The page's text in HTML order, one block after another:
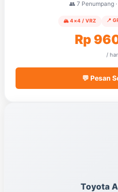
👥 7 Penumpang
🏔️ 4×4 / VRZ 📍
Rp
/
💬 Pesan
Toyota